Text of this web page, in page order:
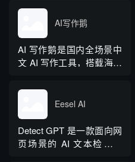
制公文专业场景，依托海
量标准公文语料训练专属
大模型。平台整合 AI 公文
生成、全维度智能校对、
范文库、实时更新素材
撰写、文稿合...
AI写作鹅
AI 写作鹅是国内全场景中
文 AI 写作工具，搭载海量
公文、学术论文、电商短
视频、新媒体、文学创
作、多行业策划等上百类
场景，集成伪原创改写、
图生文、多语言翻译、
Eesel AI
Detect GPT 是一款面向网
页场景的 AI 文本检测工